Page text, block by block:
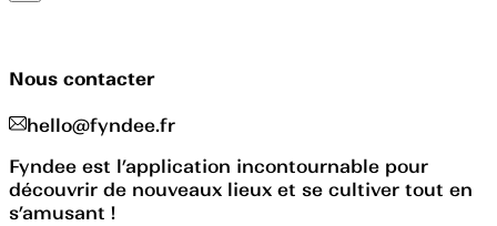
Nous contacter
hello@fyndee.fr
Fyndee est l’application incontournable pour
découvrir de nouveaux lieux et se cultiver tout en
s’amusant !